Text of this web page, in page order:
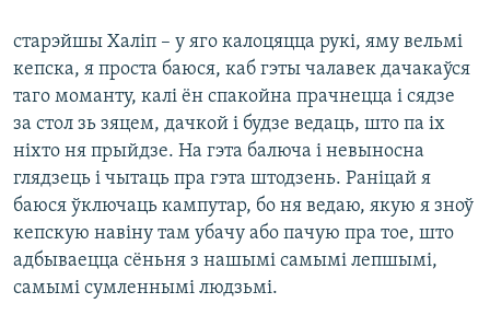
старэйшы Халіп – у яго калоцяцца рукі, яму вельмі
кепска, я проста баюся, каб гэты чалавек дачакаўся
таго моманту, калі ён спакойна прачнецца і сядзе
за стол зь зяцем, дачкой і будзе ведаць, што па іх
ніхто ня прыйдзе. На гэта балюча і невыносна
глядзець і чытаць пра гэта штодзень. Раніцай я
баюся ўключаць кампутар, бо ня ведаю, якую я зноў
кепскую навіну там убачу або пачую пра тое, што
адбываецца сёньня з нашымі самымі лепшымі,
самымі сумленнымі людзьмі.